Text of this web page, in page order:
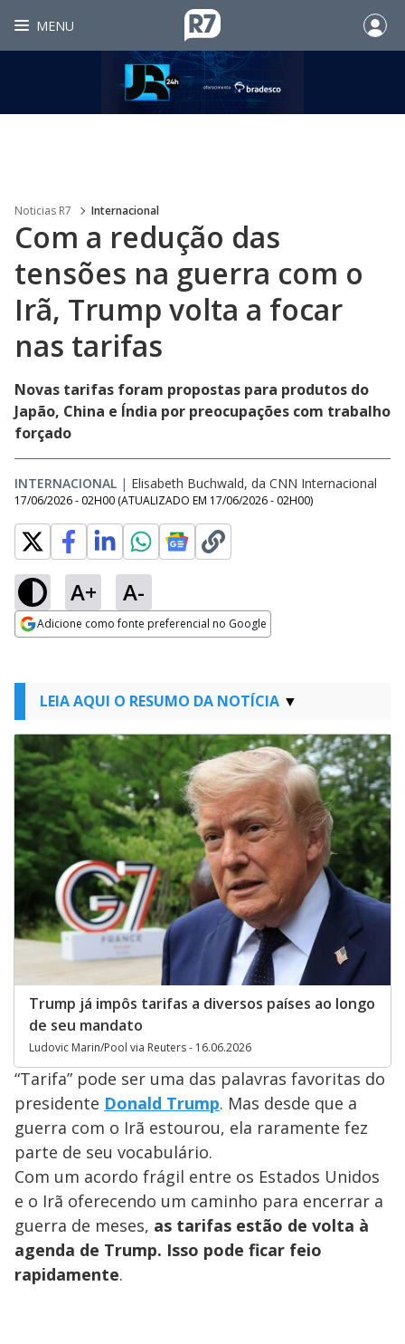
MENU
Noticias R7 Internacional
Com a redução das
tensões na guerra com o
Irã, Trump volta a focar
nas tarifas
Novas tarifas foram propostas para produtos do
Japão, China e Índia por preocupações com trabalho
forçado
INTERNACIONAL | Elisabeth Buchwald, da CNN Internacional
17/06/2026 - 02H00 (ATUALIZADO EM 17/06/2026 - 02H00)
A+ A-
Adicione como fonte preferencial no Google
LEIA AQUI O RESUMO DA NOTÍCIA
Trump já impôs tarifas a diversos países ao longo
de seu mandato
Ludovic Marin/Pool via Reuters - 16.06.2026
“Tarifa” pode ser uma das palavras favoritas do
presidente Donald Trump. Mas desde que a
guerra com o Irã estourou, ela raramente fez
parte de seu vocabulário.
Com um acordo frágil entre os Estados Unidos
e o Irã oferecendo um caminho para encerrar a
guerra de meses, as tarifas estão de volta à
agenda de Trump. Isso pode ficar feio
rapidamente.